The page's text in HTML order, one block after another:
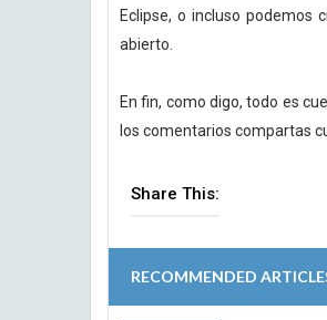
Eclipse, o incluso podemos
abierto.
En fin, como digo, todo es
los comentarios compartas
Share This:
RECOMMENDED